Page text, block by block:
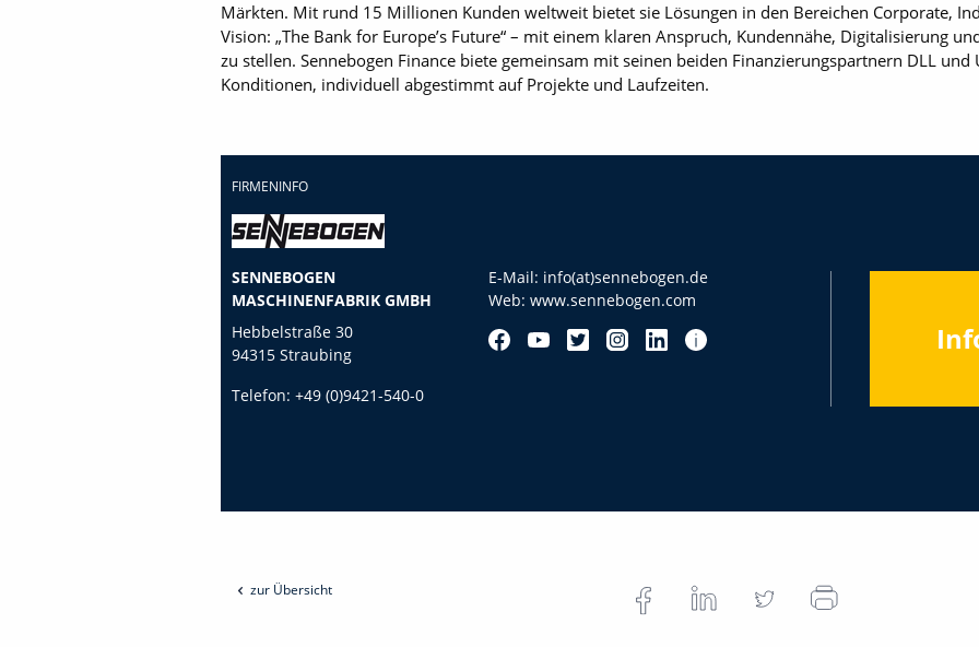
Märkten. Mit rund 15 Millionen Kunden weltweit bietet sie Lösungen in den Bereichen Corporate,
Vision: „The Bank for Europe’s Future“ – mit einem klaren Anspruch, Kundennähe, Digitalisierung
zu stellen. Sennebogen Finance biete gemeinsam mit seinen beiden Finanzierungspartnern DLL
Konditionen, individuell abgestimmt auf Projekte und Laufzeiten.
FIRMENINFO
SENNEBOGEN
MASCHINENFABRIK GMBH
Hebbelstraße 30
94315 Straubing
Telefon: +49 (0)9421-540-0
E-Mail: info(at)sennebogen.de
Web: www.sennebogen.com
zur Übersicht